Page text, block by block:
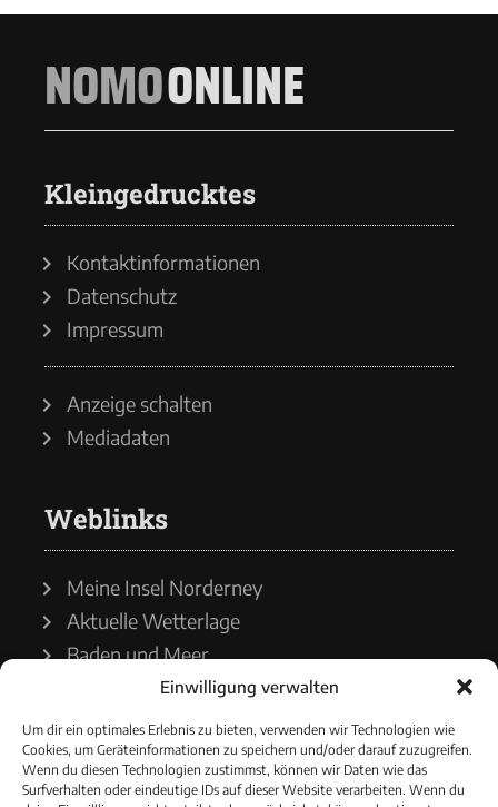
Einwilligung verwalten
Um dir ein optimales Erlebnis zu bieten, verwenden wir Technologien wie
Cookies, um Geräteinformationen zu speichern und/oder darauf zuzugreifen.
Wenn du diesen Technologien zustimmst, können wir Daten wie das
Surfverhalten oder eindeutige IDs auf dieser Website verarbeiten. Wenn du
NOMOONLINE
Kleingedrucktes
Kontaktinformationen
Datenschutz
Impressum
Anzeige schalten
Mediadaten
Weblinks
Meine Insel Norderney
Aktuelle Wetterlage
Baden und Meer
Wetterdienst
Wasserstände
Schiffsverkehr